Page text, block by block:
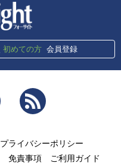
初めての方 会員登録
Twitter
プライバシーポリシー
免責事項 ご利用ガイド